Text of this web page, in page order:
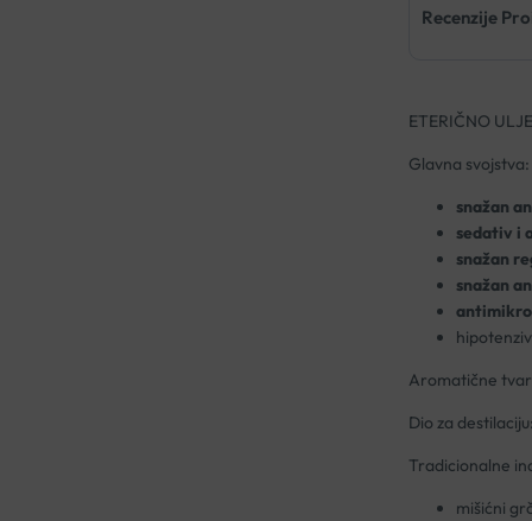
Recenzije
ETERIČNO
Glavna svojstva:
snažan
sedativ i
snažan
snažan
hipotenziv
Aromatične
Dio za
Tradicionalne
mišićni